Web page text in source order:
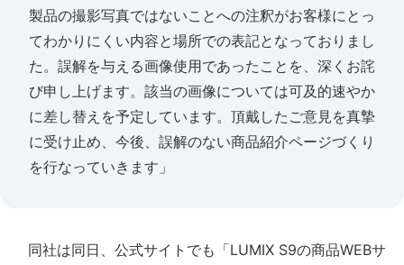
製品の撮影写真ではないことへの注釈がお客様にとっ
てわかりにくい内容と場所での表記となっておりまし
た。誤解を与える画像使用であったことを、深くお詫
び申し上げます。該当の画像については可及的速やか
に差し替えを予定しています。頂戴したご意見を真摯
に受け止め、今後、誤解のない商品紹介ページづくり
を行なっていきます」
同社は同日、公式サイトでも「LUMIX S9の商品WEBサ